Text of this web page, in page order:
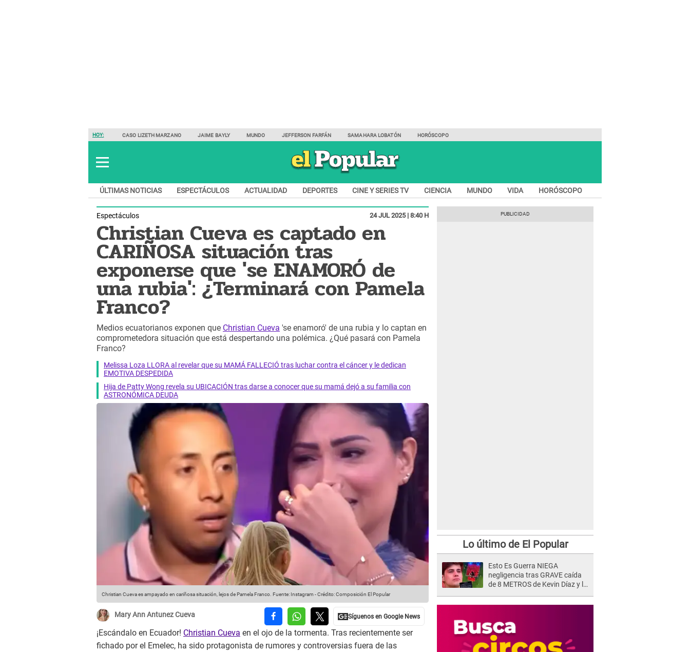
HOY: CASO LIZETH MARZANO JAIME BAYLY MUNDO JEFFERSON FARFÁN SAMAHARA LOBATÓN HORÓSCOPO
ÚLTIMAS NOTICIAS ESPECTÁCULOS ACTUALIDAD DEPORTES CINE Y SERIES TV CIENCIA MUNDO VIDA HORÓSCOPO
Espectáculos 24 JUL 2025 | 8:40 H
Christian Cueva es captado en
CARIÑOSA situación tras
exponerse que 'se ENAMORÓ de
una rubia': ¿Terminará con Pamela
Franco?
Medios ecuatorianos exponen que Christian Cueva 'se enamoró' de una rubia y lo captan en
comprometedora situación que está despertando una polémica. ¿Qué pasará con Pamela
Franco?
Melissa Loza LLORA al revelar que su MAMÁ FALLECIÓ tras luchar contra el cáncer y le dedican
EMOTIVA DESPEDIDA
Hija de Patty Wong revela su UBICACIÓN tras darse a conocer que su mamá dejó a su familia con
ASTRONÓMICA DEUDA
Christian Cueva es ampayado en cariñosa situación, lejos de Pamela Franco. Fuente: Instagram -Crédito: Composición El Popular
Mary Ann Antunez Cueva
¡Escándalo en Ecuador! Christian Cueva en el ojo de la tormenta. Tras recientemente ser
fichado por el Emelec, ha sido protagonista de rumores y controversias fuera de las
Lo último de El Popular
Esto Es Guerra NIEGA
negligencia tras GRAVE caída
de 8 METROS de Kevin Díaz y lo